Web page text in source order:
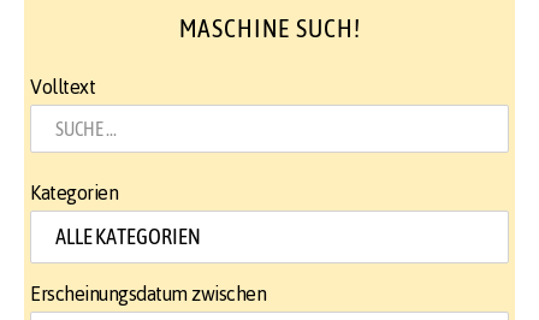
MASCHINE SUCH!
Volltext
Kategorien
Erscheinungsdatum zwischen